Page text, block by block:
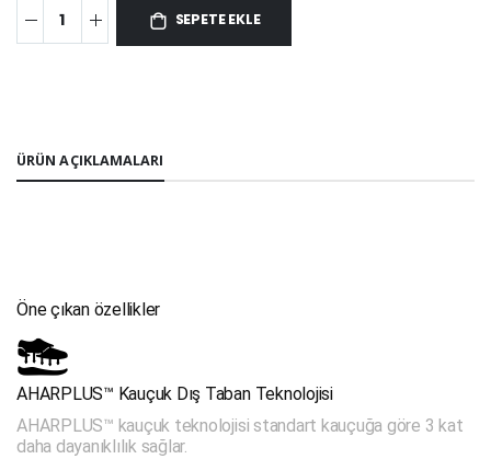
SEPETE EKLE
ÜRÜN AÇIKLAMALARI
Öne çıkan özellikler
AHARPLUS™ Kauçuk Dış Taban Teknolojisi
AHARPLUS™ kauçuk teknolojisi standart kauçuğa göre 3 kat
daha dayanıklılık sağlar.